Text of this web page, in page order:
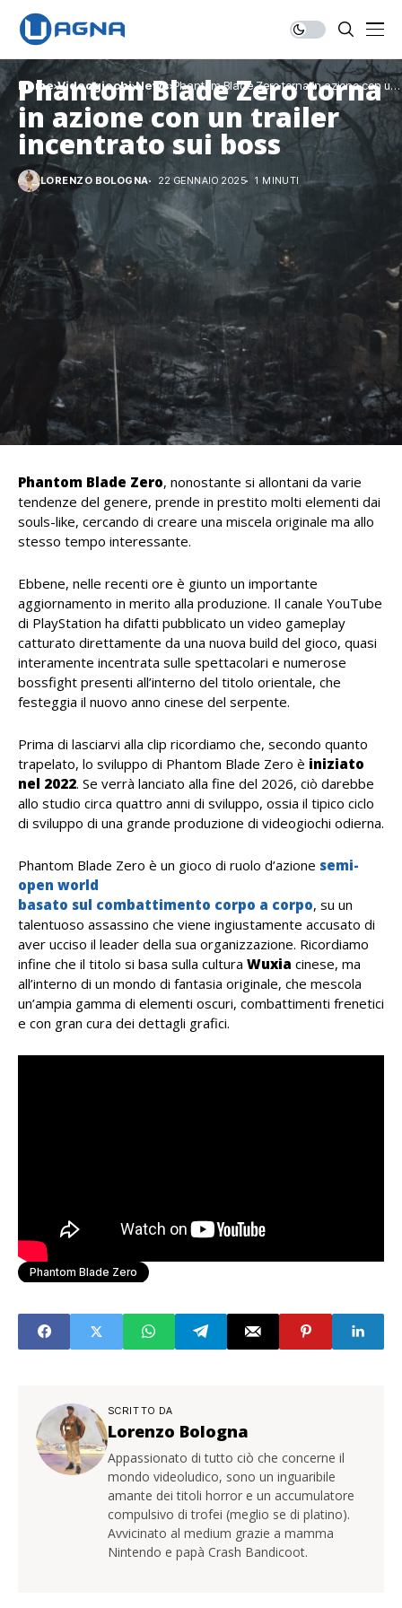
Home Videogiochi News Phantom Blade Zero torna in azione con un
trailer incentrato sui boss
Phantom Blade Zero torna
in azione con un trailer
incentrato sui boss
LORENZO BOLOGNA 22 GENNAIO 2025 1 MINUTI
Phantom Blade Zero, nonostante si allontani da varie
tendenze del genere, prende in prestito molti elementi dai
souls-like, cercando di creare una miscela originale ma allo
stesso tempo interessante.
Ebbene, nelle recenti ore è giunto un importante
aggiornamento in merito alla produzione. Il canale YouTube
di PlayStation ha difatti pubblicato un video gameplay
catturato direttamente da una nuova build del gioco, quasi
interamente incentrata sulle spettacolari e numerose
bossfight presenti all’interno del titolo orientale, che
festeggia il nuovo anno cinese del serpente.
Prima di lasciarvi alla clip ricordiamo che, secondo quanto
trapelato, lo sviluppo di Phantom Blade Zero è iniziato
nel 2022. Se verrà lanciato alla fine del 2026, ciò darebbe
allo studio circa quattro anni di sviluppo, ossia il tipico ciclo
di sviluppo di una grande produzione di videogiochi odierna.
Phantom Blade Zero è un gioco di ruolo d’azione semi-
open world
basato sul combattimento corpo a corpo, su un
talentuoso assassino che viene ingiustamente accusato di
aver ucciso il leader della sua organizzazione. Ricordiamo
infine che il titolo si basa sulla cultura Wuxia cinese, ma
all’interno di un mondo di fantasia originale, che mescola
un’ampia gamma di elementi oscuri, combattimenti frenetici
e con gran cura dei dettagli grafici.
Phantom Blade Zero
SCRITTO DA
Lorenzo Bologna
Appassionato di tutto ciò che concerne il
mondo videoludico, sono un inguaribile
amante dei titoli horror e un accumulatore
compulsivo di trofei (meglio se di platino).
Avvicinato al medium grazie a mamma
Nintendo e papà Crash Bandicoot.